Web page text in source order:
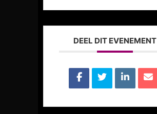
DEEL DIT EVENEMENT